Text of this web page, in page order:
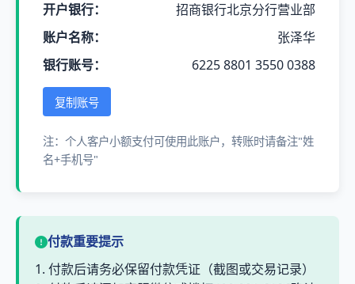
开户银行：
招商银行北京分行营业部
账户名称：
张泽华
银行账号：
6225 8801 3550 0388
复制账号
注：个人客户小额支付可使用此账户，转账时请备注"姓
名+手机号"
付款重要提示
1. 付款后请务必保留付款凭证（截图或交易记录）